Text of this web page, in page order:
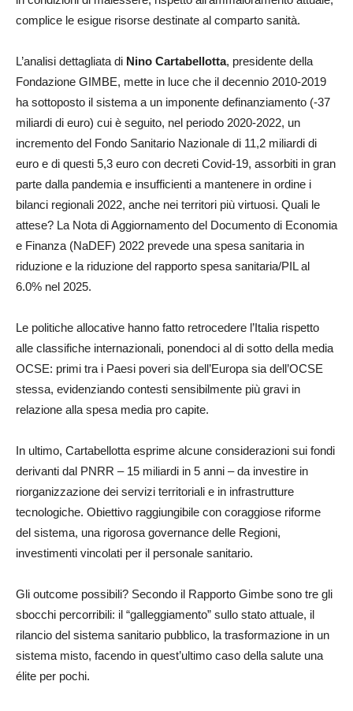
complice le esigue risorse destinate al comparto sanità.
L’analisi dettagliata di Nino Cartabellotta, presidente della
Fondazione GIMBE, mette in luce che il decennio 2010-2019
ha sottoposto il sistema a un imponente definanziamento (-37
miliardi di euro) cui è seguito, nel periodo 2020-2022, un
incremento del Fondo Sanitario Nazionale di 11,2 miliardi di
euro e di questi 5,3 euro con decreti Covid-19, assorbiti in gran
parte dalla pandemia e insufficienti a mantenere in ordine i
bilanci regionali 2022, anche nei territori più virtuosi. Quali le
attese? La Nota di Aggiornamento del Documento di Economia
e Finanza (NaDEF) 2022 prevede una spesa sanitaria in
riduzione e la riduzione del rapporto spesa sanitaria/PIL al
6.0% nel 2025.
Le politiche allocative hanno fatto retrocedere l’Italia rispetto
alle classifiche internazionali, ponendoci al di sotto della media
OCSE: primi tra i Paesi poveri sia dell’Europa sia dell’OCSE
stessa, evidenziando contesti sensibilmente più gravi in
relazione alla spesa media pro capite.
In ultimo, Cartabellotta esprime alcune considerazioni sui fondi
derivanti dal PNRR – 15 miliardi in 5 anni – da investire in
riorganizzazione dei servizi territoriali e in infrastrutture
tecnologiche. Obiettivo raggiungibile con coraggiose riforme
del sistema, una rigorosa governance delle Regioni,
investimenti vincolati per il personale sanitario.
Gli outcome possibili? Secondo il Rapporto Gimbe sono tre gli
sbocchi percorribili: il “galleggiamento” sullo stato attuale, il
rilancio del sistema sanitario pubblico, la trasformazione in un
sistema misto, facendo in quest’ultimo caso della salute una
élite per pochi.